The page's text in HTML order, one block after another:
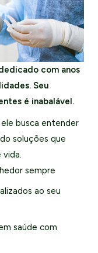
com anos
Seu
é inabalável.
busca entender
soluções que
sempre
ao seu
saúde com